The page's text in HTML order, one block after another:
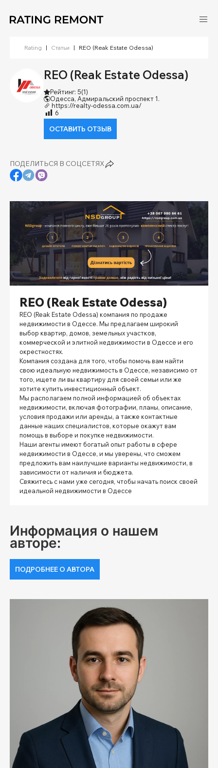
Rating | Статьи | REO (Reak Estate Odessa)
REO (Reak Estate Odessa)
Рейтинг: 5(1)
Одесса, Адмиральский проспект 1.
https://realty-odessa.com.ua/
6
ОСТАВИТЬ ОТЗЫВ
ПОДЕЛИТЬСЯ В СОЦСЕТЯХ
REO (Reak Estate Odessa)
REO (Reak Estate Odessa) компания по продаже
недвижимости в Одессе. Мы предлагаем широкий
выбор квартир, домов, земельных участков,
коммерческой и элитной недвижимости в Одессе и его
окрестностях.
Компания создана для того, чтобы помочь вам найти
свою идеальную недвижимость в Одессе, независимо от
того, ищете ли вы квартиру для своей семьи или же
хотите купить инвестиционный объект.
Мы располагаем полной информацией об объектах
недвижимости, включая фотографии, планы, описание,
условия продажи или аренды, а также контактные
данные наших специалистов, которые окажут вам
помощь в выборе и покупке недвижимости.
Наши агенты имеют богатый опыт работы в сфере
недвижимости в Одессе, и мы уверены, что сможем
предложить вам наилучшие варианты недвижимости, в
зависимости от наличия и бюджета.
Свяжитесь с нами уже сегодня, чтобы начать поиск своей
идеальной недвижимости в Одессе
Информация о нашем
авторе:
ПОДРОБНЕЕ О АВТОРА